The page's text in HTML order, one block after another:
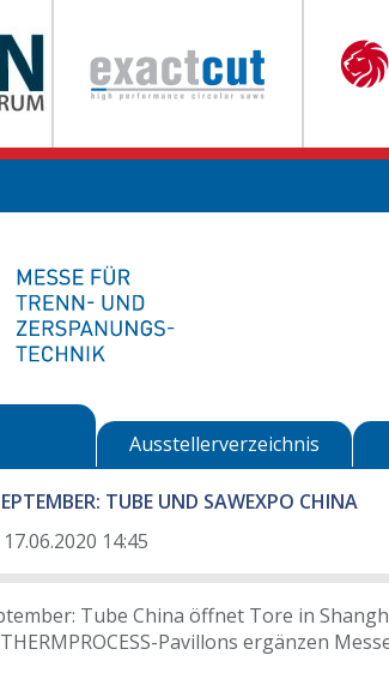
Ausstellerverzeichnis
TUBE UND SAWEXPO CHINA
14:45
Tube China öffnet Tore in
Pavillons ergänzen